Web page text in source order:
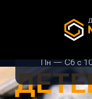
+7 499
Пн — Сб с